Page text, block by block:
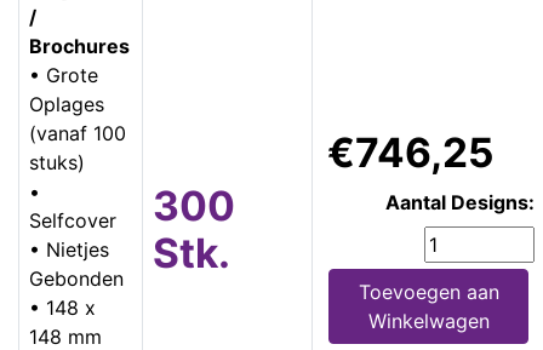
/
Brochures
• Grote
Oplages
(vanaf 100
stuks)
•
Selfcover
• Nietjes
Gebonden
• 148 x
148 mm
300
Stk.
€746,25
Aantal Designs:
Toevoegen aan
Winkelwagen